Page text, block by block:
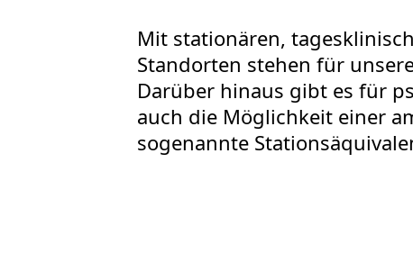
Mit stationären,
Standorten stehen für
Darüber hinaus gibt es für
auch die Möglichkeit einer
sogenannte